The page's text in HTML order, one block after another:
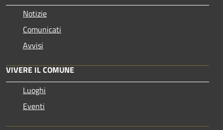
Notizie
Comunicati
Avvisi
VIVERE IL COMUNE
Luoghi
Eventi